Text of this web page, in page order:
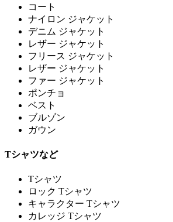
コート
ナイロン ジャケット
デニム ジャケット
レザー ジャケット
フリース ジャケット
レザー ジャケット
ファー ジャケット
ポンチョ
ベスト
ブルゾン
ガウン
Tシャツなど
Tシャツ
ロック Tシャツ
キャラクター Tシャツ
カレッジ Tシャツ